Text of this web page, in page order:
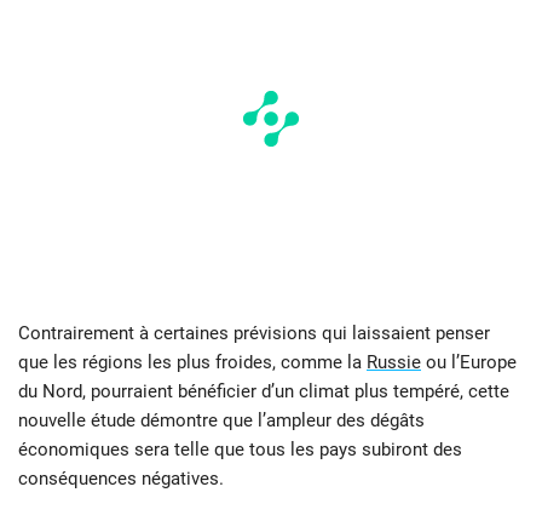
Contrairement à certaines prévisions qui laissaient penser
que les régions les plus froides, comme la Russie ou l’Europe
du Nord, pourraient bénéficier d’un climat plus tempéré, cette
nouvelle étude démontre que l’ampleur des dégâts
économiques sera telle que tous les pays subiront des
conséquences négatives.